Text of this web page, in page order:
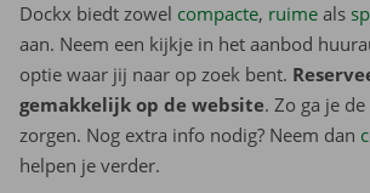
Dockx biedt zowel compacte, ruime als
aan. Neem een kijkje in het aanbod
optie waar jij naar op zoek bent.
gemakkelijk op de website. Zo ga je
zorgen. Nog extra info nodig? Neem dan
helpen je verder.